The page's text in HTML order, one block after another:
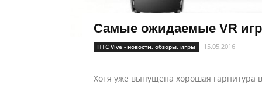
Самые ожидаемые VR
HTC Vive - новости, обзоры, игры 15.05.2016
Хотя уже выпущена хорошая гарнитура